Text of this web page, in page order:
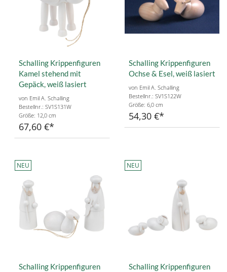
Schalling Krippenfiguren
Kamel stehend mit
Gepäck, weiß lasiert
von Emil A. Schalling
Bestellnr.: SV1S131W
Größe: 12,0 cm
67,60 €
Schalling Krippenfiguren
Ochse & Esel, weiß lasiert
von Emil A. Schalling
Bestellnr.: SV1S122W
Größe: 6,0 cm
54,30 €
NEU
Schalling Krippenfiguren
NEU
Schalling Krippenfiguren